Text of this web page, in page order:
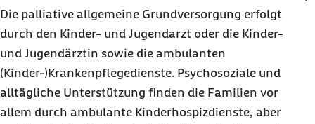
Die palliative allgemeine Grundversorgung erfolgt
durch den Kinder- und Jugendarzt oder die Kinder-
und Jugendärztin sowie die ambulanten
(Kinder-)Krankenpflegedienste. Psychosoziale und
alltägliche Unterstützung finden die Familien vor
allem durch ambulante Kinderhospizdienste, aber